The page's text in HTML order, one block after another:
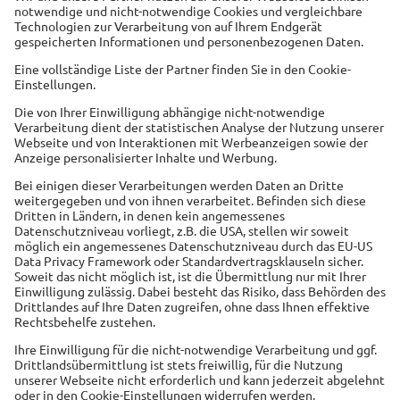
Mein Portal
Ansprechpartner suchen
Druckstücke suchen und bestellen
Digitale Services
Hilfe
Links
ALH Gruppe
Alte Leipziger
Hallesche Krankenversicherung a. G.
LinkedIn ALH Gruppe für Vermittler
Auszeichnungen der ALH Gruppe
Impressum Datenschutz
Cookie Einstellungen